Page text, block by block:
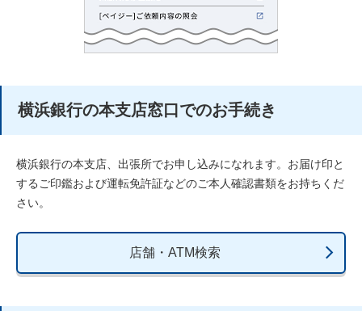
横浜銀行の本支店窓口でのお手続き
横浜銀行の本支店、出張所でお申し込みになれます。お届け印と
するご印鑑および運転免許証などのご本人確認書類をお持ちくだ
さい。
店舗・ATM検索